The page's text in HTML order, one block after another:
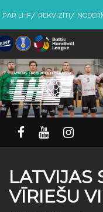
PAR LHF REKVIZĪTI
LATVIJAS
VĪRIEŠU